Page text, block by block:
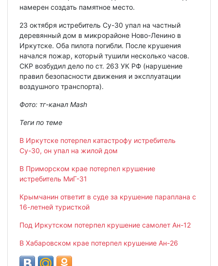
намерен создать памятное место.
23 октября истребитель Су-30 упал на частный
деревянный дом в микрорайоне Ново-Ленино в
Иркутске. Оба пилота погибли. После крушения
начался пожар, который тушили несколько часов.
СКР возбудил дело по ст. 263 УК РФ (нарушение
правил безопасности движения и эксплуатации
воздушного транспорта).
Фото: тг-канал Mash
Теги по теме
В Иркутске потерпел катастрофу истребитель
Су-30, он упал на жилой дом
В Приморском крае потерпел крушение
истребитель МиГ-31
Крымчанин ответит в суде за крушение параплана с
16-летней туристкой
Под Иркутском потерпел крушение самолет Ан-12
В Хабаровском крае потерпел крушение Ан-26